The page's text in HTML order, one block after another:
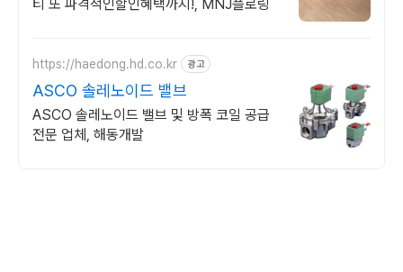
티 또 파격적인할인혜택까지!, MNJ플로링
https://haedong.hd.co.kr 광고
ASCO 솔레노이드 밸브
ASCO 솔레노이드 밸브 및 방폭 코일 공급
전문 업체, 해동개발